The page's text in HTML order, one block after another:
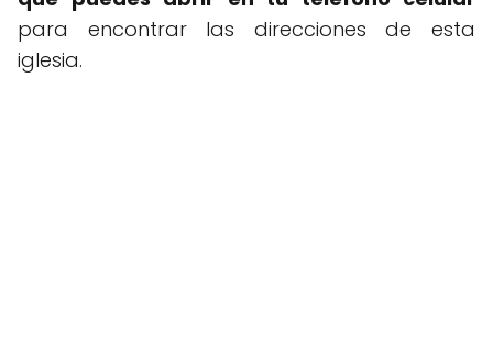
para encontrar las direcciones de esta
iglesia.